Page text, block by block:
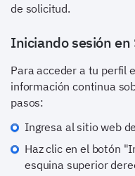
de solicitud.
Iniciando sesión
Para acceder a tu perfil
información continua
pasos:
Ingresa al sitio web
Haz clic en el botón "Iniciar sesión" ubicado en la
esquina superior